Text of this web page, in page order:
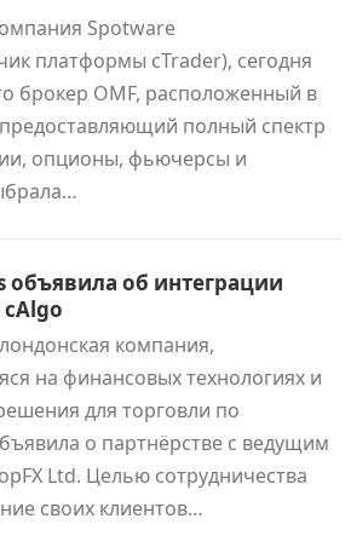
Spotware
платформы cTrader), сегодня
брокер OMF, расположенный в
полный спектр
опционы, фьючерсы и
объявила об интеграции
cAlgo
компания,
на финансовых технологиях и
для торговли по
о партнёрстве с ведущим
Ltd. Целью сотрудничества
своих клиентов…